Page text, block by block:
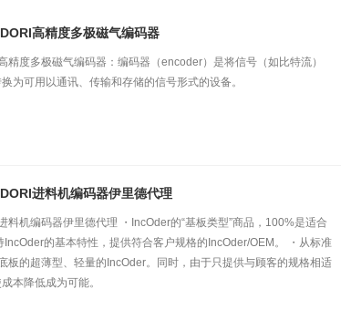
高精度多极磁气编码器
精度多极磁气编码器：编码器（encoder）是将信号（如比特流）
为可用以通讯、传输和存储的信号形式的设备。
进料机编码器伊里德代理
料机编码器伊里德代理 ・IncOder的“基板类型”商品，100%是适合
IncOder的基本特性，提供符合客户规格的IncOder/OEM。 ・从标准
板的超薄型、轻量的IncOder。同时，由于只提供与顾客的规格相适
本降低成为可能。